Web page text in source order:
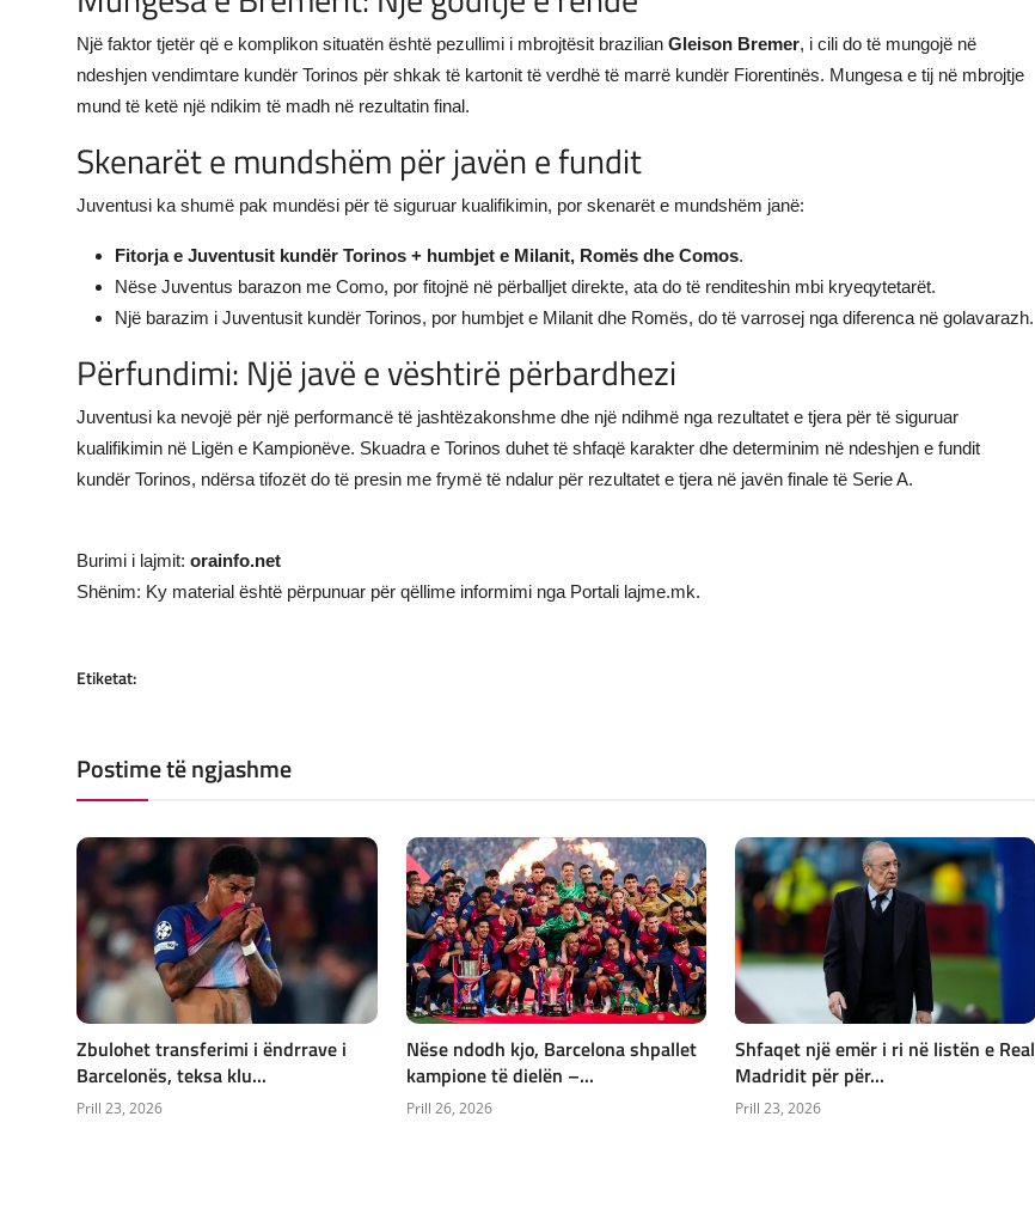
Një faktor tjetër që e komplikon situatën është pezullimi i mbrojtësit brazilian Gleison Bremer, i cili do të mungojë në
ndeshjen vendimtare kundër Torinos për shkak të kartonit të verdhë të marrë kundër Fiorentinës. Mungesa e tij në mbrojtje
mund të ketë një ndikim të madh në rezultatin final.
Skenarët e mundshëm për javën e fundit
Juventusi ka shumë pak mundësi për të siguruar kualifikimin, por skenarët e mundshëm janë:
Fitorja e Juventusit kundër Torinos + humbjet e Milanit, Romës dhe Comos.
Nëse Juventus barazon me Como, por fitojnë në përballjet direkte, ata do të renditeshin mbi kryeqytetarët.
Një barazim i Juventusit kundër Torinos, por humbjet e Milanit dhe Romës, do të varrosej nga diferenca në golavarazh.
Përfundimi: Një javë e vështirë përbardhezi
Juventusi ka nevojë për një performancë të jashtëzakonshme dhe një ndihmë nga rezultatet e tjera për të siguruar
kualifikimin në Ligën e Kampionëve. Skuadra e Torinos duhet të shfaqë karakter dhe determinim në ndeshjen e fundit
kundër Torinos, ndërsa tifozët do të presin me frymë të ndalur për rezultatet e tjera në javën finale të Serie A.
Burimi i lajmit: orainfo.net
Shënim: Ky material është përpunuar për qëllime informimi nga Portali lajme.mk.
Etiketat:
Postime të ngjashme
Zbulohet transferimi i ëndrrave i
Barcelonës, teksa klu...
Prill 23, 2026
Nëse ndodh kjo, Barcelona shpallet
kampione të dielën –...
Prill 26, 2026
Shfaqet një emër i ri në listën e Real
Madridit për për...
Prill 23, 2026